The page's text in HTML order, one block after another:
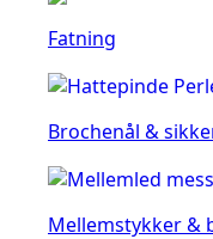
Fatning
Brochenål &
Mellemstykker &